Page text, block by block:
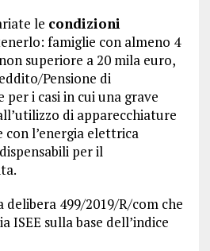
le condizioni
famiglie con almeno 4
superiore a 20 mila euro,
Pensione di
i casi in cui una grave
di apparecchiature
l’energia elettrica
per il
delibera 499/2019/R/com che
ISEE sulla base dell’indice